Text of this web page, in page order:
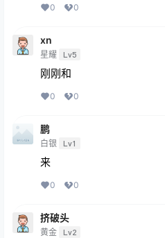
0 0
xn
星耀 Lv5
刚刚和
0 0
鹏
白银 Lv1
来
0 0
挤破头
黄金 Lv2